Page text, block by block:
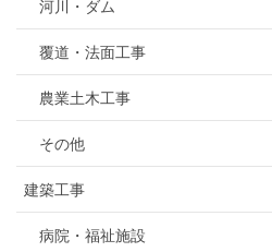
河川・ダム
覆道・法面工事
農業土木工事
その他
建築工事
病院・福祉施設